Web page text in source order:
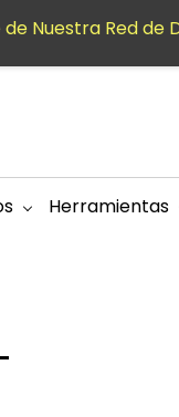
Herramientas
Nuestra Red de